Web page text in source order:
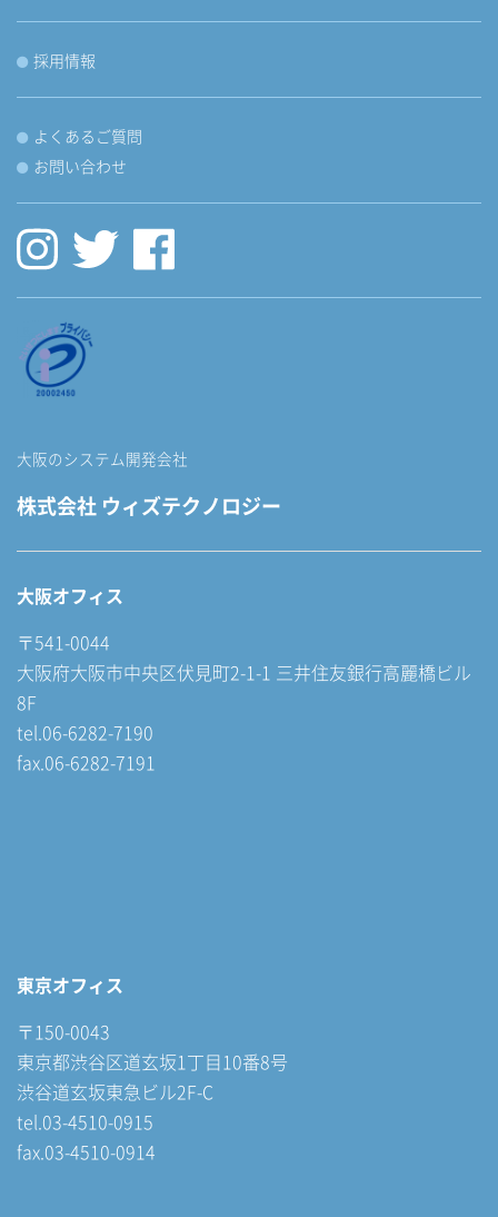
採用情報
よくあるご質問
お問い合わせ
大阪のシステム開発会社
株式会社 ウィズテクノロジー
大阪オフィス
〒541-0044
大阪府大阪市中央区伏見町2-1-1 三井住友銀行高麗橋ビル
8F
tel.06-6282-7190
fax.06-6282-7191
東京オフィス
〒150-0043
東京都渋谷区道玄坂1丁目10番8号
渋谷道玄坂東急ビル2F-C
tel.03-4510-0915
fax.03-4510-0914